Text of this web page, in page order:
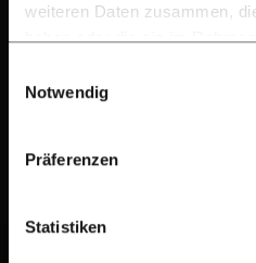
weiteren Daten zusammen,
haben oder die sie im
Notwendig
Präferenzen
Statistiken
Length: